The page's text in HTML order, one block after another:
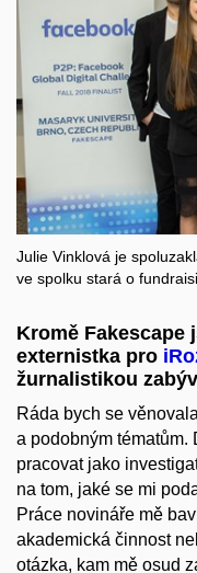
Julie Vinklová je
ve spolku stará o
Kromě Fakescape
externistka pro
žurnalistikou
Ráda bych se
a podobným tématům.
pracovat jako
na tom, jaké se mi
Práce novináře mě
akademická činnost
otázka, kam mě osud